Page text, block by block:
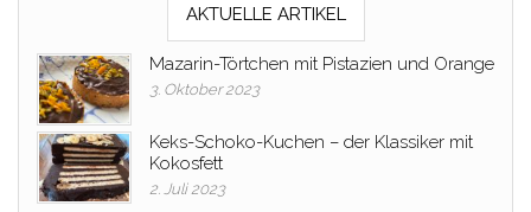
AKTUELLE ARTIKEL
Mazarin-Törtchen mit Pistazien und Orange
3. Oktober 2023
Keks-Schoko-Kuchen – der Klassiker mit
Kokosfett
2. Juli 2023